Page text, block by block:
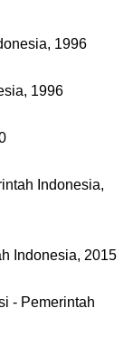
1996
1996
Indonesia,
Indonesia, 2015
- Pemerintah